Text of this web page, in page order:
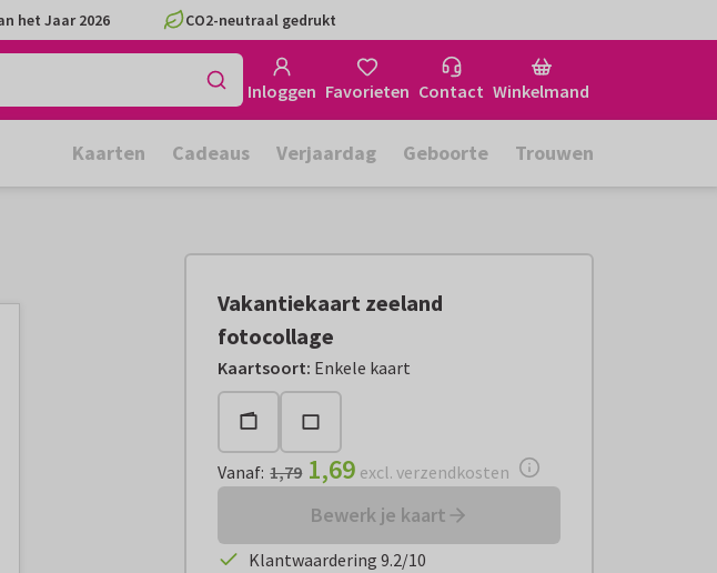
het Jaar 2026 CO2-neutraal gedrukt
Inloggen Favorieten Contact Winkelmand
Kaarten Cadeaus Verjaardag Geboorte Trouwen
Vakantiekaart zeeland
fotocollage
Kaartsoort: Enkele kaart
Vanaf:€ 1,69 excl. verzendkosten
Vanaf: 1,79 1,69 excl. verzendkosten
Bewerk je kaart
Klantwaardering 9.2/10